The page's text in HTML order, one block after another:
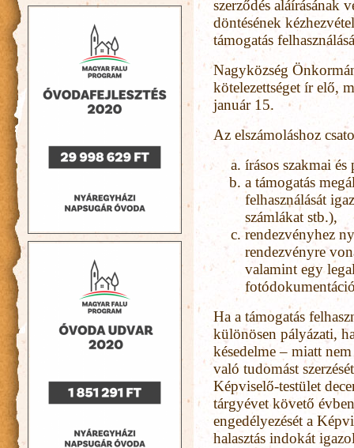
szerződés aláírásának
döntésének
támogatás
Nagyközség
kötelezettséget ír elő,
január 15.
Az elszámoláshoz
írásos szakmai
a támogatás
felhasználását
számlákat stb.),
rendezvényhez
rendezvényre
valamint egy
Ha a támogatás
különösen pályázati,
késedelme – miatt
való tudomást
Képviselő-testület
tárgyévet követő
engedélyezését a
halasztás indokát